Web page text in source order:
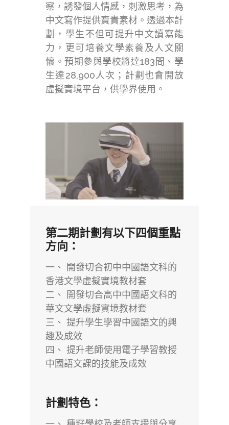
察，誘發個人情感，刺激思考，為
中文寫作提供寶貴素材。透過本計
劃，學生不但可提升中文讀寫能
力，更可培養文學素養及人文關
懷。預期參與學校將達183間、學
生達28,900人次；計劃也會開放
虛擬實境平台，供學界使用。
第二期計劃有以下四個重點
方向：
一、 開發切合初中中國語文科的
香港文學虛擬實境教材套
二、 開發切合高中中國語文科的
華文文學虛擬實境教材套
三、 提升學生學習中國語文的興
趣及成效
四、 提升老師使用電子學習教授
中國語文課的技能及成效
計劃特色：